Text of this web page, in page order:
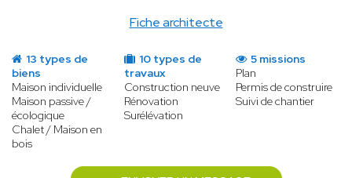
Fiche architecte
13 types de
biens
Maison individuelle
Maison passive /
écologique
Chalet / Maison en
bois
10 types de
travaux
Construction neuve
Rénovation
Surélévation
5 missions
Plan
Permis de construire
Suivi de chantier